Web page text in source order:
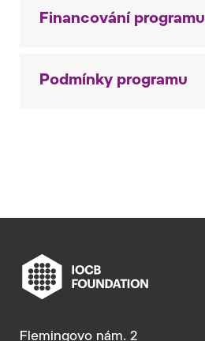
Financování programu
Podmínky programu
Flemingovo nám. 2